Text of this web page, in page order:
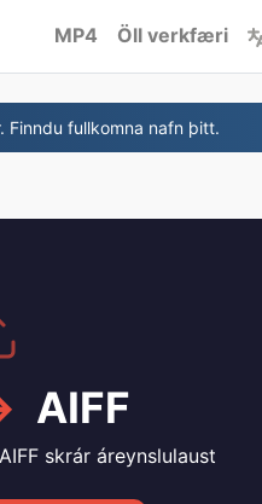
MP4 Öll verkfæri
fullkomna nafn þitt.
AIFF
skrár áreynslulaust